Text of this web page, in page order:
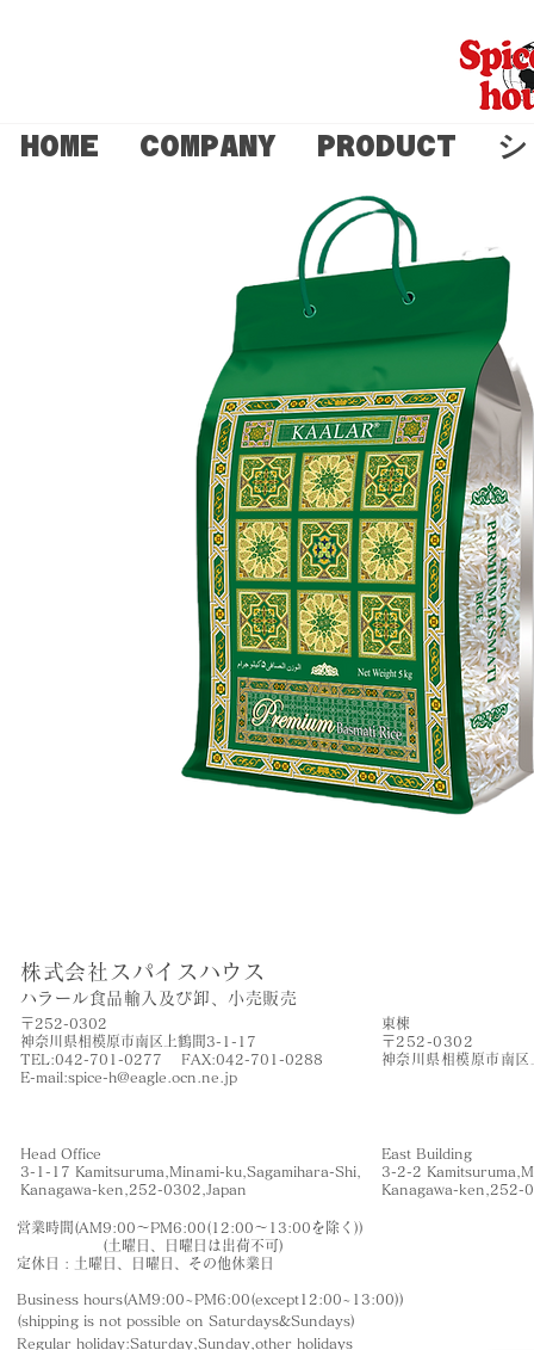
HOME COMPANY PRODUCT
株式会社スパイスハウス
​ハラール食品輸入及び卸、小売販売
〒252-0302
神奈川県相模原市南区上鶴間3-1-17
TEL:042-701-0277 FAX:042-701-0288
​E-mail:spice-h@eagle.ocn.ne.jp
​東棟
〒252-0302
神奈川県相模原市南
Head Office
3-1-17 Kamitsuruma,Minami-ku,Sagamihara-Shi,
​Kanagawa-ken,252-0302,Japan
East Building
3-2-2
​Kanagawa-ken,252-
営業時間(AM9:00〜PM6:00(12:00〜13:00を除く))
(土曜日、日曜日は出荷不可)
定休日 : 土曜日、日曜日、その他休業日
Business hours(AM9:00~PM6:00(except12:00~13:00))
(shipping is not possible on Saturdays&Sundays)
Regular holiday:Saturday,Sunday,other holidays